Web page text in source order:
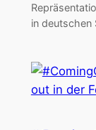
in deutschen